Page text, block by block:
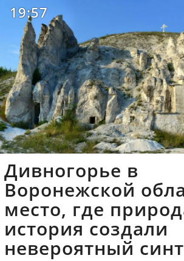
19:57
Дивногорье в
Воронежской
место, где
история создали
невероятный